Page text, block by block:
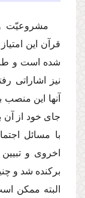
مشروعیّت
قرآن این
شده است و
نیز اشاراتى
آنها این
جاى خود از آن
با مسائل
اخروى و
بركنده شد و
البته ممكن